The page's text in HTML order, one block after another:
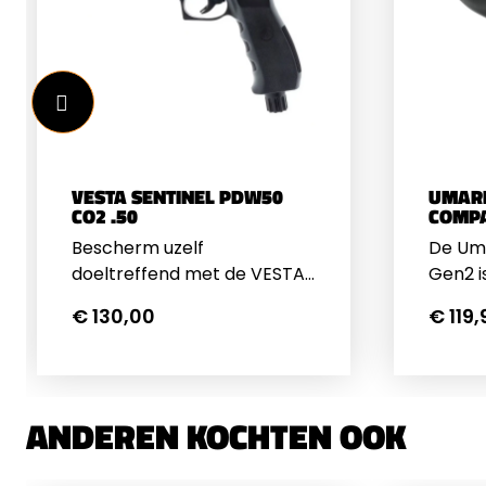
VESTA SENTINEL PDW50
CO2 .50
Bescherm uzelf
doeltreffend met de VESTA
een robuust
Dankzij de krachtige 20
Joule output en het .50
€ 130,00
De
Gen2
TP50
€
ANDEREN KOCHTEN OOK